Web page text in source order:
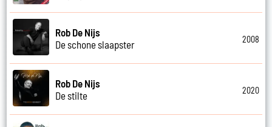
Rob De Nijs
De schone slaapster
2008
Rob De Nijs
De stilte
2020